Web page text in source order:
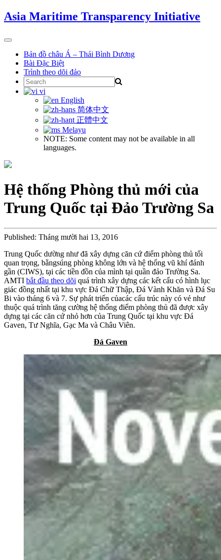
Skip
to
Asia Maritime Transparency Initiative
Toggle
navigationBản đồ châu Á – Thái Bình Dương
Bài Đặc Biệt
Trình theo dõi đảo
Search
for:
vi
English
简体中文
正體中文
Melayu
NOTE: Some content may not be available in all
languages.
Hệ thống Phòng thủ mới của
Trung Quốc tại Đảo Trường Sa
Published: Tháng mười hai 13, 2016
Trung Quốc dường như đã xây dựng căn cứ điểm phòng thủ tối
quan trọng, bằngsúng phòng không lớn và hệ thống vũ khí đánh
gần (CIWS), tại các tiền đồn của mình tại quần đảo Trường Sa.
AMTI bắt đầu theo dõi quá trình xây dựng các kết cấu có hình lục
giác đồng nhất tại khu vực Đá Chữ Thập, Đá Vành Khăn và Đá Su
Bi vào tháng 6 và 7. Sự phát triến củacác cấu trúc này có vẻ như
thuộc quá trình tăng cường hệ thống điểm phòng thủ đã được xây
dựng tại các căn cứ nhỏ hơn của Trung Quốc tại khu vực Đá
Gaven, Tư Nghĩa, Gạc Ma và Châu Viên.
Đá Gaven